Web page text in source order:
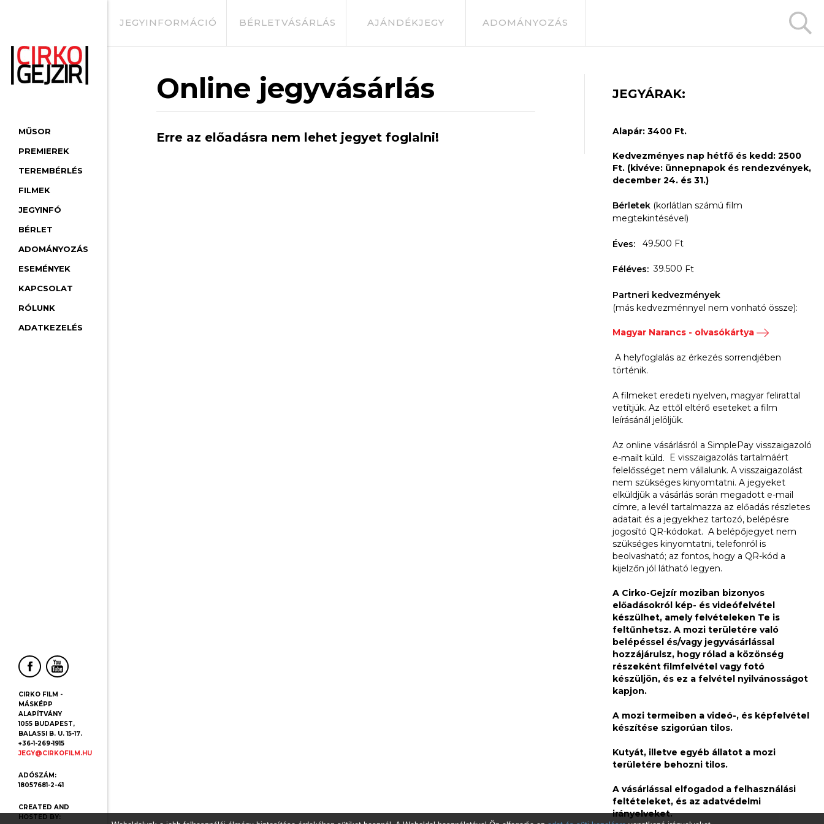
MŰSOR
PREMIEREK
TEREMBÉRLÉS
FILMEK
JEGYINFÓ
BÉRLET
ADOMÁNYOZÁS
ESEMÉNYEK
KAPCSOLAT
RÓLUNK
ADATKEZELÉS
CIRKO FILM -
MÁSKÉPP
ALAPÍTVÁNY
1055 BUDAPEST,
BALASSI B. U. 15-17.
+36-1-269-1915
JEGY@CIRKOFILM.HU
ADÓSZÁM:
18057681-2-41
CREATED AND
HOSTED BY:
JEGYINFORMÁCIÓ BÉRLETVÁSÁRLÁS AJÁNDÉKJEGY ADOMÁNYOZÁS
Online jegyvásárlás
Erre az előadásra nem lehet jegyet foglalni!
JEGYÁRAK:
Alapár: 3400 Ft.
Kedvezményes nap hétfő és kedd: 2500
Ft. (kivéve: ünnepnapok és rendezvények,
december 24. és 31.)
Bérletek (korlátlan számú film
megtekintésével)
Éves: 49.500 Ft
Féléves: 39.500 Ft
Partneri kedvezmények
(más kedvezménnyel nem vonható össze):
Magyar Narancs - olvasókártya
A helyfoglalás az érkezés sorrendjében
történik.
A filmeket eredeti nyelven, magyar felirattal
vetítjük. Az ettől eltérő eseteket a film
leírásánál jelöljük.
Az online vásárlásról a SimplePay visszaigazoló
e-mailt küld. E visszaigazolás tartalmáért
felelősséget nem vállalunk. A visszaigazolást
nem szükséges kinyomtatni. A jegyeket
elküldjük a vásárlás során megadott e-mail
címre, a levél tartalmazza az előadás részletes
adatait és a jegyekhez tartozó, belépésre
jogosító QR-kódokat. A belépőjegyet nem
szükséges kinyomtatni, telefonról is
beolvasható; az fontos, hogy a QR-kód a
kijelzőn jól látható legyen.
A Cirko-Gejzír moziban bizonyos
előadásokról kép- és videófelvétel
készülhet, amely felvételeken Te is
feltűnhetsz. A mozi területére való
belépéssel és/vagy jegyvásárlással
hozzájárulsz, hogy rólad a közönség
részeként filmfelvétel vagy fotó
készüljön, és ez a felvétel nyilvánosságot
kapjon.
A mozi termeiben a videó-, és képfelvétel
készítése szigorúan tilos.
Kutyát, illetve egyéb állatot a mozi
területére behozni tilos.
A vásárlással elfogadod a felhasználási
feltételeket, és az adatvédelmi
irányelveket.